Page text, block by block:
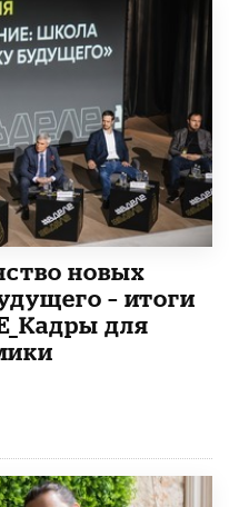
новых
– итоги
для